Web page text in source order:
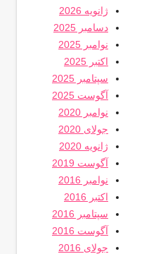
ژانویه 2026
دسامبر 2025
نوامبر 2025
اکتبر 2025
سپتامبر 2025
آگوست 2025
نوامبر 2020
جولای 2020
ژانویه 2020
آگوست 2019
نوامبر 2016
اکتبر 2016
سپتامبر 2016
آگوست 2016
جولای 2016